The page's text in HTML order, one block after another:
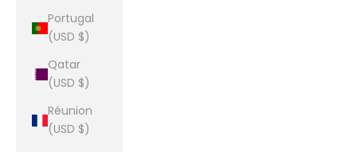
Portugal
(USD $)
Qatar
(USD $)
Réunion
(USD $)